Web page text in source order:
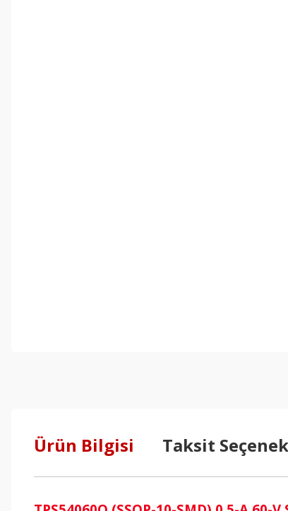
Ürün Bilgisi Taksit